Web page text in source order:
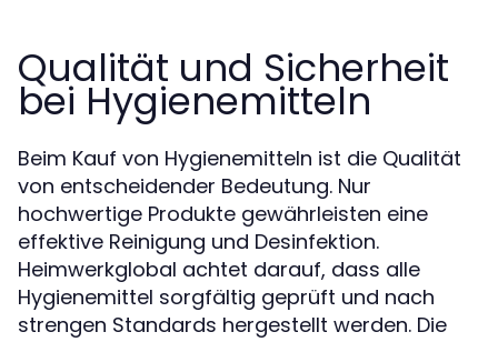
Qualität und Sicherheit
bei Hygienemitteln
Beim Kauf von Hygienemitteln ist die Qualität
von entscheidender Bedeutung. Nur
hochwertige Produkte gewährleisten eine
effektive Reinigung und Desinfektion.
Heimwerkglobal achtet darauf, dass alle
Hygienemittel sorgfältig geprüft und nach
strengen Standards hergestellt werden. Die